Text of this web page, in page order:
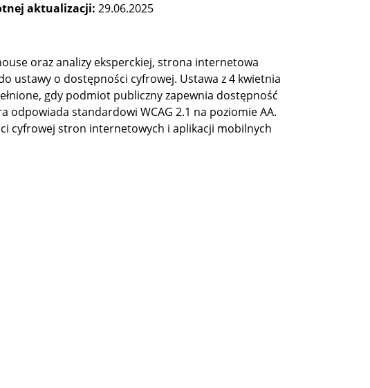
aktualizacji: 29.06.2025
oraz analizy eksperckiej, strona internetowa
ustawy o dostępności cyfrowej. Ustawa z 4 kwietnia
gdy podmiot publiczny zapewnia dostępność
odpowiada standardowi WCAG 2.1 na poziomie AA.
cyfrowej stron internetowych i aplikacji mobilnych